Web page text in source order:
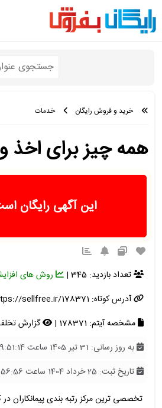
خرید و فروش رایگان خدمات
همه چیز برای اخذ
این آگهی رایگان
تعداد بازدید: 345 |
روش های
آدرس کوتاه: sellfree.ir/178371
مشخصه آیتم: 178371 |
گزارش تخلف (5
به روز رسانی: 31 تیر 1405 ساعت 19:51:14
تاریخ ثبت: 25 خرداد 1404 ساعت 13:56:56
تخصصی ترین مرکز رتبه بندی پیمانکاران